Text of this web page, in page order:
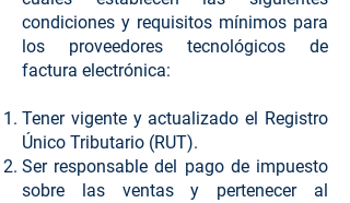
condiciones y requisitos mínimos para
los proveedores tecnológicos de
factura electrónica:
Tener vigente y actualizado el Registro
Único Tributario (RUT).
Ser responsable del pago de impuesto
sobre las ventas y pertenecer al